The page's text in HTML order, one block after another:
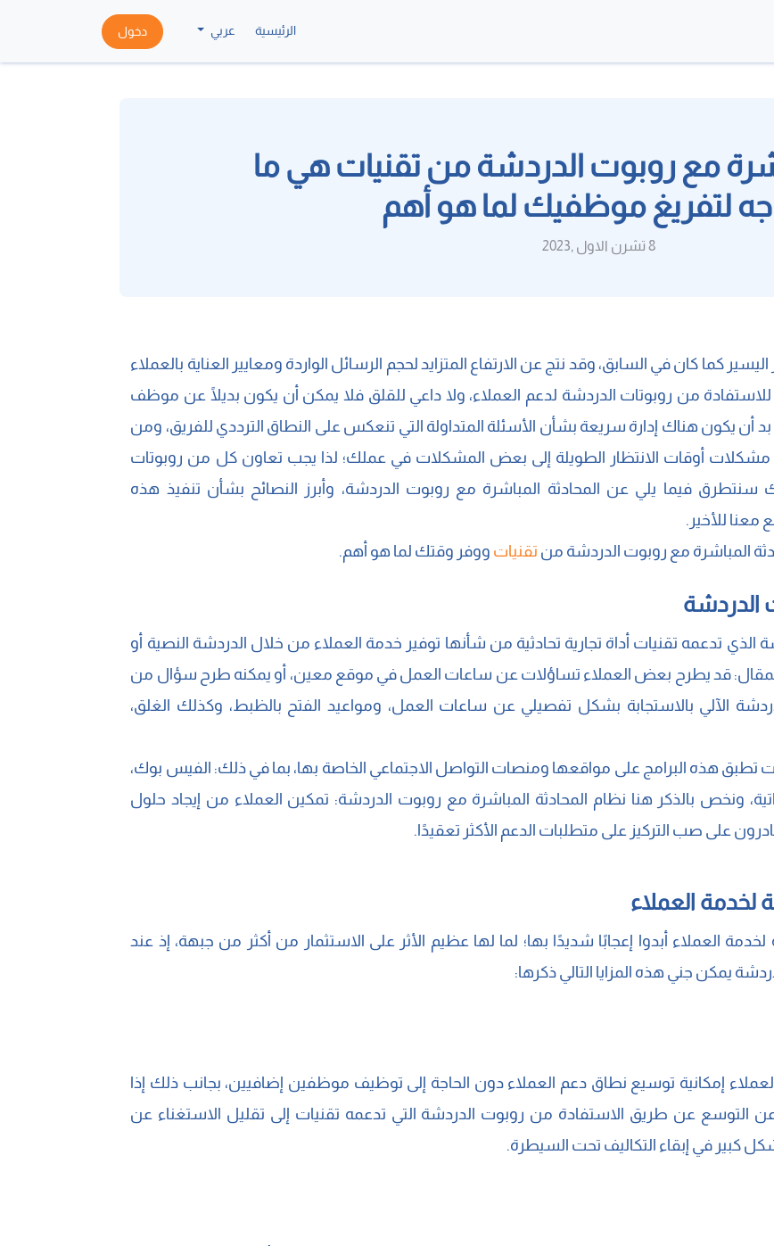
الرئيسية عربي دخول
مع روبوت الدردشة من تقنيات هي ما
لتفريغ موظفيك لما هو أهم
8 تشرن الاول ,2023
كما كان في السابق، وقد نتج عن الارتفاع المتزايد لحجم الرسائل الواردة ومعايير العناية بالعملاء
من روبوتات الدردشة لدعم العملاء، ولا داعي للقلق فلا يمكن أن يكون بديلًا عن موظف
أن يكون هناك إدارة سريعة بشأن الأسئلة المتداولة التي تنعكس على النطاق الترددي للفريق، ومن
مشكلات أوقات الانتظار الطويلة إلى بعض المشكلات في عملك؛ لذا يجب تعاون كل من روبوتات
فيما يلي عن المحادثة المباشرة مع روبوت الدردشة، وأبرز النصائح بشأن تنفيذ هذه
معنا للأخير.
المباشرة مع روبوت الدردشة من تقنيات ووفر وقتك لما هو أهم.
الدردشة
الذي تدعمه تقنيات أداة تجارية تحادثية من شأنها توفير خدمة العملاء من خلال الدردشة النصية أو
المقال: قد يطرح بعض العملاء تساؤلات عن ساعات العمل في موقع معين، أو يمكنه طرح سؤال من
الآلي بالاستجابة بشكل تفصيلي عن ساعات العمل، ومواعيد الفتح بالظبط، وكذلك الغلق،
تطبق هذه البرامج على مواقعها ومنصات التواصل الاجتماعي الخاصة بها، بما في ذلك: الفيس بوك،
ونخص بالذكر هنا نظام المحادثة المباشرة مع روبوت الدردشة: تمكين العملاء من إيجاد حلول
على صب التركيز على متطلبات الدعم الأكثر تعقيدًا.
لخدمة العملاء
العملاء أبدوا إعجابًا شديدًا بها؛ لما لها عظيم الأثر على الاستثمار من أكثر من جبهة، إذ عند
يمكن جني هذه المزايا التالي ذكرها:
إمكانية توسيع نطاق دعم العملاء دون الحاجة إلى توظيف موظفين إضافيين، بجانب ذلك إذا
التوسع عن طريق الاستفادة من روبوت الدردشة التي تدعمه تقنيات إلى تقليل الاستغناء عن
كبير في إبقاء التكاليف تحت السيطرة.